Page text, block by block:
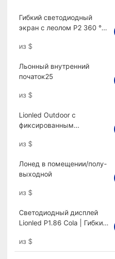
Гибкий светодиодный
экран с леолом P2 360 °
сцены
из $
Льонный внутренний
початок25
из $
Lionled Outdoor с
фиксированным
P8 Billboard для
из $
Лонед в помещении/полу-
выходной
из $
Светодиодный дисплей
Lionled P1.86 Cola | Гибкий
специальной формы для
использования внутри
из $